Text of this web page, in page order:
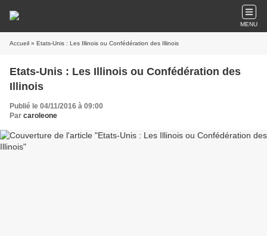
MENU
Accueil » Etats-Unis : Les Illinois ou Confédération des Illinois
Etats-Unis : Les Illinois ou Confédération des
Illinois
Publié le 04/11/2016 à 09:00
Par caroleone